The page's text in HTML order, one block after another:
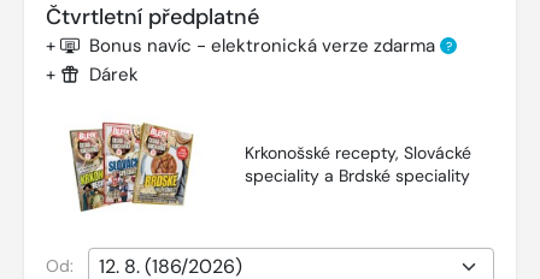
Čtvrtletní předplatné
+ Bonus navíc - elektronická verze zdarma ?
+ Dárek
Krkonošské recepty, Slovácké
speciality a Brdské speciality
Od: